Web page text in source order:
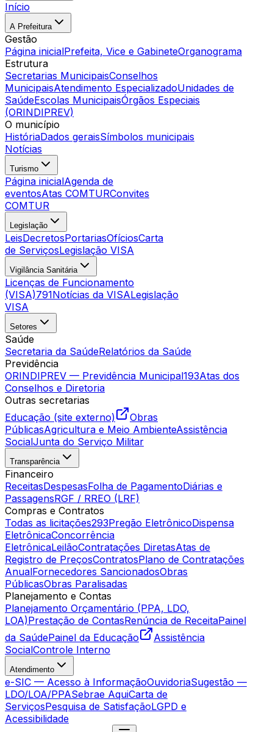
Início
A Prefeitura
Gestão
Página inicialPrefeita, Vice e GabineteOrganograma
Estrutura
Secretarias MunicipaisConselhos
MunicipaisAtendimento EspecializadoUnidades de
SaúdeEscolas MunicipaisÓrgãos Especiais
(ORINDIPREV)
O município
HistóriaDados geraisSímbolos municipais
Notícias
Turismo
Página inicialAgenda de
eventosAtas COMTURConvites
COMTUR
Legislação
LeisDecretosPortariasOfíciosCarta
de ServiçosLegislação VISA
Vigilância Sanitária
Licenças de Funcionamento
(VISA)791Notícias da VISALegislação
VISA
Setores
Saúde
Secretaria da SaúdeRelatórios da Saúde
Previdência
ORINDIPREV — Previdência Municipal193Atas dos
Conselhos e Diretoria
Outras secretarias
Educação (site externo)
Obras
PúblicasAgricultura e Meio AmbienteAssistência
SocialJunta do Serviço Militar
Transparência
Financeiro
ReceitasDespesasFolha de PagamentoDiárias e
PassagensRGF / RREO (LRF)
Compras e Contratos
Todas as licitações293Pregão EletrônicoDispensa
EletrônicaConcorrência
EletrônicaLeilãoContratações DiretasAtas de
Registro de PreçosContratosPlano de Contratações
AnualFornecedores SancionadosObras
PúblicasObras Paralisadas
Planejamento e Contas
Planejamento Orçamentário (PPA, LDO,
LOA)Prestação de ContasRenúncia de ReceitaPainel
da SaúdePainel da Educação
Assistência
SocialControle Interno
Atendimento
e-SIC — Acesso à InformaçãoOuvidoriaSugestão —
LDO/LOA/PPASebrae AquiCarta de
ServiçosPesquisa de SatisfaçãoLGPD e
Acessibilidade